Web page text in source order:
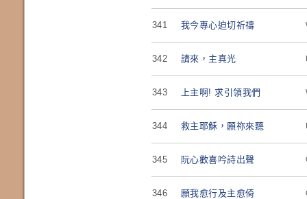
341 我今專心迫切祈禱
342 請來，主真光
343 上主啊! 求引領我們
344 救主耶穌，願祢來聽
345 阮心歡喜吟詩出聲
346 願我愈行及主愈倚